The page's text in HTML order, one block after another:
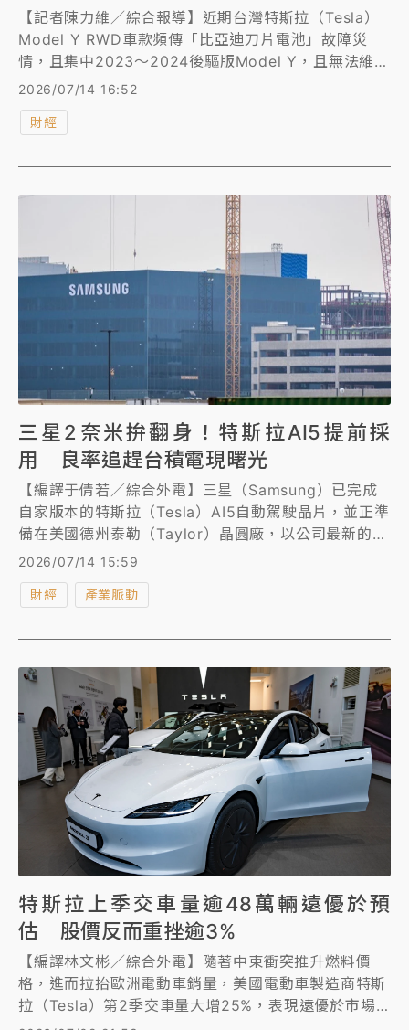
【記者陳力維／綜合報導】近期台灣特斯拉（Tesla）
Model Y RWD車款頻傳「比亞迪刀片電池」故障災
情，且集中2023～2024後驅版Model Y，且無法維
修、只能排隊苦等原廠保固更換，但待料需時超過一個
月，還有台中車主在單一處維修廠就看到20輛以上後驅
版Model Y電池故障待修，甚至傳出已有二手車商拒絕
此，車輛安全審驗中心（車安中心）介入調查後，確認
特斯拉原廠已與電池供應商展開釐清。
2026/07/14 16:52
財經
三星2奈米拚翻身！特斯拉AI5提前採
用 良率追趕台積電現曙光
【編譯于倩若／綜合外電】三星（Samsung）已完成
自家版本的特斯拉（Tesla）AI5自動駕駛晶片，並正準
備在美國德州泰勒（Taylor）晶圓廠，以公司最新的2
奈米製程投入生產。
2026/07/14 15:59
財經 產業脈動
特斯拉上季交車量逾48萬輛遠優於預
估 股價反而重挫逾3%
【編譯林文彬／綜合外電】隨著中東衝突推升燃料價
格，進而拉抬歐洲電動車銷量，美國電動車製造商特斯
拉（Tesla）第2季交車量大增25%，表現遠優於市場